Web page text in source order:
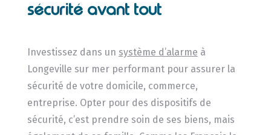
sécurité avant tout
Investissez dans un système d’alarme à
Longeville sur mer performant pour assurer la
sécurité de votre domicile, commerce,
entreprise. Opter pour des dispositifs de
sécurité, c’est prendre soin de ses biens, mais